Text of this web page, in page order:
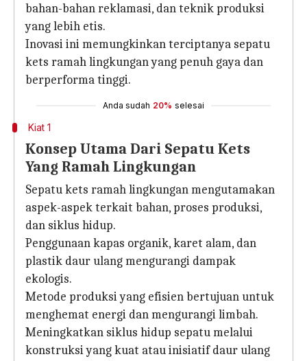
bahan-bahan reklamasi, dan teknik produksi
yang lebih etis.
Inovasi ini memungkinkan terciptanya sepatu
kets ramah lingkungan yang penuh gaya dan
berperforma tinggi.
Anda sudah 20% selesai
Kiat 1
Konsep Utama Dari Sepatu Kets
Yang Ramah Lingkungan
Sepatu kets ramah lingkungan mengutamakan
aspek-aspek terkait bahan, proses produksi,
dan siklus hidup.
Penggunaan kapas organik, karet alam, dan
plastik daur ulang mengurangi dampak
ekologis.
Metode produksi yang efisien bertujuan untuk
menghemat energi dan mengurangi limbah.
Meningkatkan siklus hidup sepatu melalui
konstruksi yang kuat atau inisiatif daur ulang